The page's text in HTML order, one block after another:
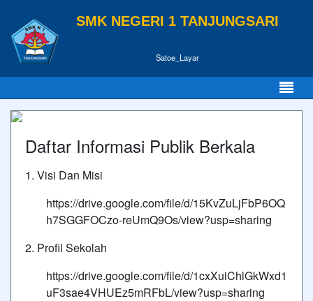
SMK NEGERI 1 TANJUNGSARI
Satoe_Layar
Daftar Informasi Publik Berkala
1. Visi Dan Misi
https://drive.google.com/file/d/15KvZuLjFbP6OQ
h7SGGFOCzo-reUmQ9Os/view?usp=sharing
2. Profil Sekolah
https://drive.google.com/file/d/1cxXuiChlGkWxd1
uF3sae4VHUEz5mRFbL/view?usp=sharing